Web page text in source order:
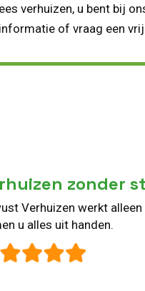
verhuizen, u bent bij
of vraag een
zonder
Verhuizen werkt
u alles uit handen.